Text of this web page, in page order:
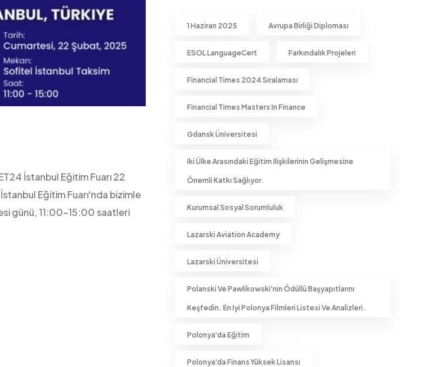
İstanbul Eğitim Fuarı 22
Eğitim Fuarı'nda bizimle
günü, 11:00-15:00 saatleri
1 Haziran 2025 Avrupa Birliği Diploması
ESOL LanguageCert Farkındalık Projeleri
Financial Times 2024 Sıralaması
Financial Times Masters In Finance
Gdansk Üniversitesi
Iki Ülke Arasındaki Eğitim Ilişkilerinin Gelişmesine
Önemli Katkı Sağlıyor.
Kurumsal Sosyal Sorumluluk
Lazarski Aviation Academy
Lazarski Üniversitesi
Polanski Ve Pawlikowski'nin Ödüllü Başyapıtlarını
Keşfedin. En Iyi Polonya Filmleri Listesi Ve Analizleri.
Polonya'da Eğitim
Polonya'da Finans Yüksek Lisansı